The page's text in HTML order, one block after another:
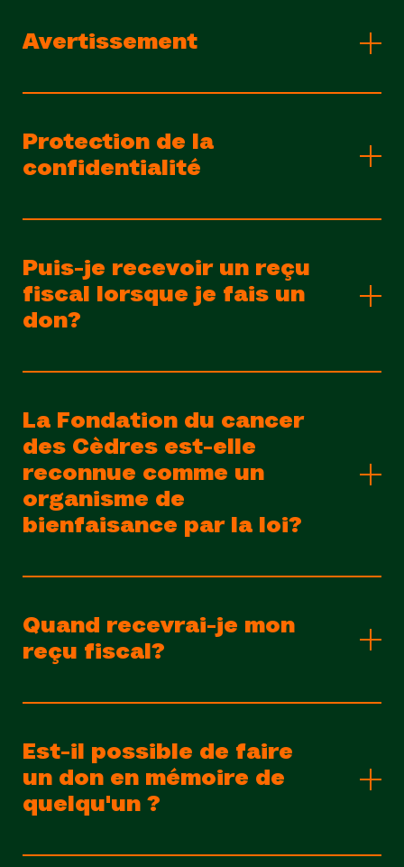
Avertissement
Protection de la
confidentialité
Puis-je recevoir un reçu
fiscal lorsque je fais un
don?
La Fondation du cancer
des Cèdres est-elle
reconnue comme un
organisme de
bienfaisance par la loi?
Quand recevrai-je mon
reçu fiscal?
Est-il possible de faire
un don en mémoire de
quelqu'un ?